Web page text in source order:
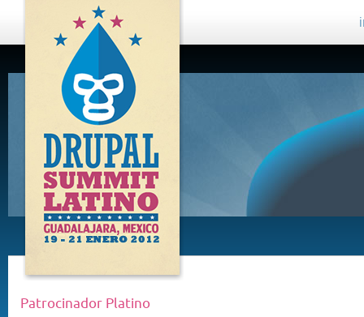
DRUPAL
SUMMIT
LATINO,
GUADALAJARA
2012
Patrocinador Platino